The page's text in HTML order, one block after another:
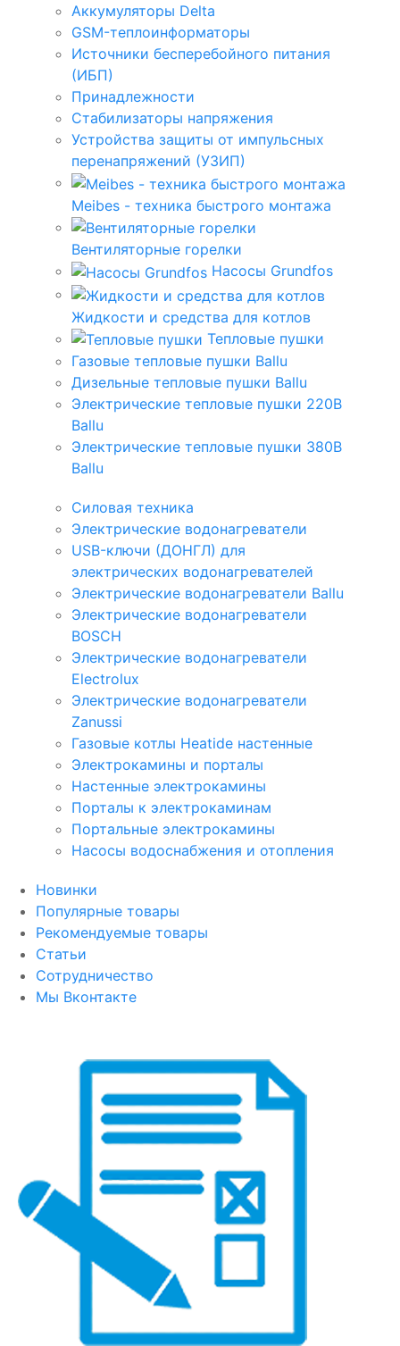
Аккумуляторы Delta
GSM-теплоинформаторы
Источники бесперебойного питания
(ИБП)
Принадлежности
Стабилизаторы напряжения
Устройства защиты от импульсных
перенапряжений (УЗИП)
Meibes - техника быстрого монтажа
Вентиляторные горелки
Насосы Grundfos
Жидкости и средства для котлов
Тепловые пушки
Газовые тепловые пушки Ballu
Дизельные тепловые пушки Ballu
Электрические тепловые пушки 220В
Ballu
Электрические тепловые пушки 380В
Ballu
Силовая техника
Электрические водонагреватели
USB-ключи (ДОНГЛ) для
электрических водонагревателей
Электрические водонагреватели Ballu
Электрические водонагреватели
BOSCH
Электрические водонагреватели
Electrolux
Электрические водонагреватели
Zanussi
Газовые котлы Heatide настенные
Электрокамины и порталы
Настенные электрокамины
Порталы к электрокаминам
Портальные электрокамины
Насосы водоснабжения и отопления
Новинки
Популярные товары
Рекомендуемые товары
Статьи
Сотрудничество
Мы Вконтакте